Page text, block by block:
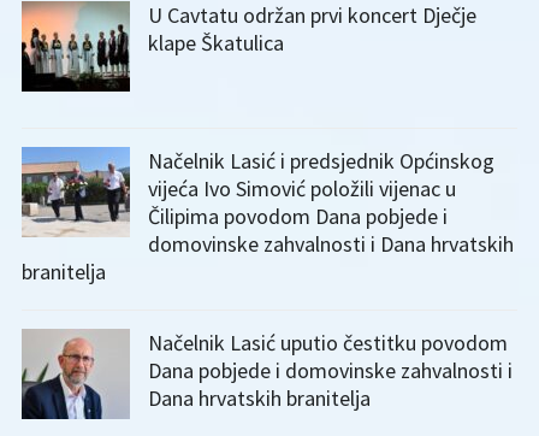
U Cavtatu održan prvi koncert Dječje
klape Škatulica
Načelnik Lasić i predsjednik Općinskog
vijeća Ivo Simović položili vijenac u
Čilipima povodom Dana pobjede i
domovinske zahvalnosti i Dana hrvatskih
branitelja
Načelnik Lasić uputio čestitku povodom
Dana pobjede i domovinske zahvalnosti i
Dana hrvatskih branitelja